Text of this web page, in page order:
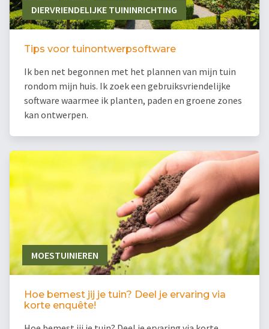
DIERVRIENDELIJKE TUININRICHTING
Tips voor tuinontwerpsoftware
Ik ben net begonnen met het plannen van mijn tuin
rondom mijn huis. Ik zoek een gebruiksvriendelijke
software waarmee ik planten, paden en groene zones
kan ontwerpen.
MOESTUINIEREN
Hoe bemest jij je tuin? Deel je ervaring via
korte enquête!